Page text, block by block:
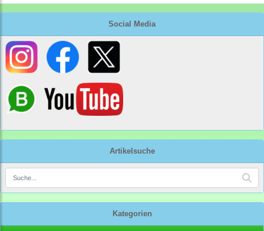
Social Media
Artikelsuche
Kategorien